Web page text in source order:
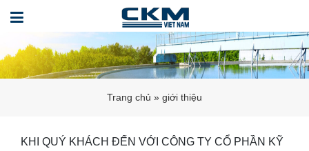
Trang chủ » giới thiệu
KHI QUÝ KHÁCH ĐẾN VỚI CÔNG TY CỔ PHẦN KỸ